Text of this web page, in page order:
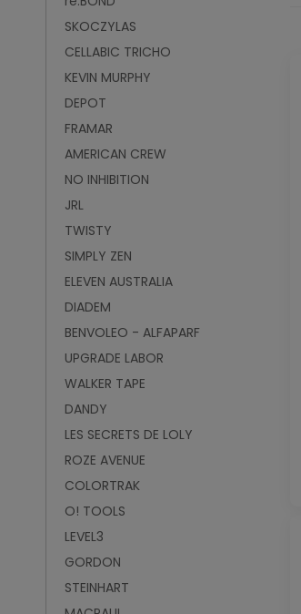
SKOCZYLAS
CELLABIC TRICHO
KEVIN MURPHY
DEPOT
FRAMAR
AMERICAN CREW
NO INHIBITION
JRL
TWISTY
SIMPLY ZEN
ELEVEN AUSTRALIA
DIADEM
BENVOLEO - ALFAPARF
UPGRADE LABOR
WALKER TAPE
DANDY
LES SECRETS DE LOLY
ROZE AVENUE
COLORTRAK
O! TOOLS
LEVEL3
GORDON
STEINHART